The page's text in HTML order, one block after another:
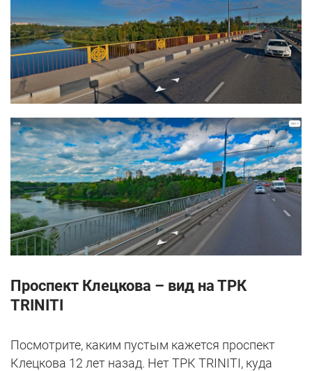
Проспект Клецкова – вид на ТРК
TRINITI
Посмотрите, каким пустым кажется проспект
Клецкова 12 лет назад. Нет ТРК TRINITI, куда